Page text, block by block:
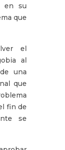
en su
que
el
al
una
que
fin de
se